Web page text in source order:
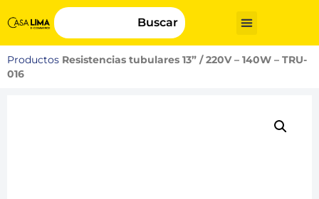
Buscar
Productos Resistencias tubulares 13” / 220V – 140W – TRU-
016